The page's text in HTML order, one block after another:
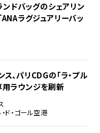
ンドバッグのシェアリン
ANAラグジュアリーバッ
、パリCDGの「ラ・プル
用ラウンジを刷新
ド・ゴール空港